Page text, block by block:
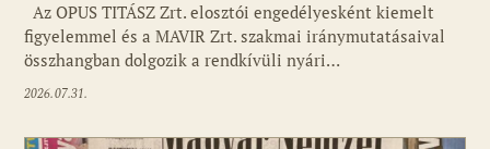
Az OPUS TITÁSZ Zrt. elosztói engedélyesként kiemelt
figyelemmel és a MAVIR Zrt. szakmai iránymutatásaival
összhangban dolgozik a rendkívüli nyári…
2026.07.31.